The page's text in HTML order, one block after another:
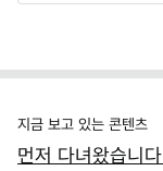
지금 보고 있는 콘텐츠
먼저 다녀왔습니